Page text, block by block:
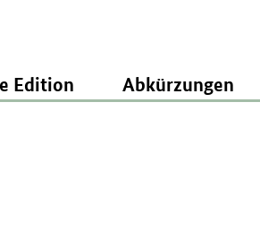
Edition Abkürzungen